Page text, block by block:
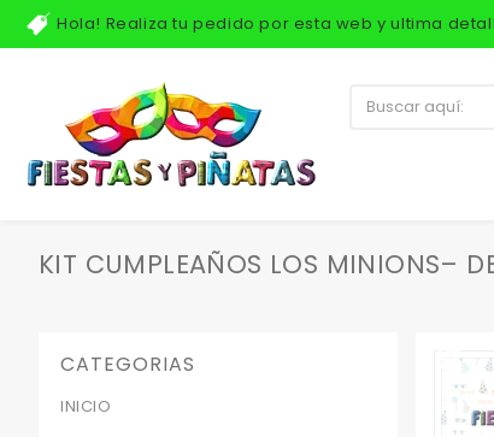
Hola! Realiza tu pedido por esta web y ultima
KIT CUMPLEAÑOS LOS MINIONS–
CATEGORIAS
INICIO